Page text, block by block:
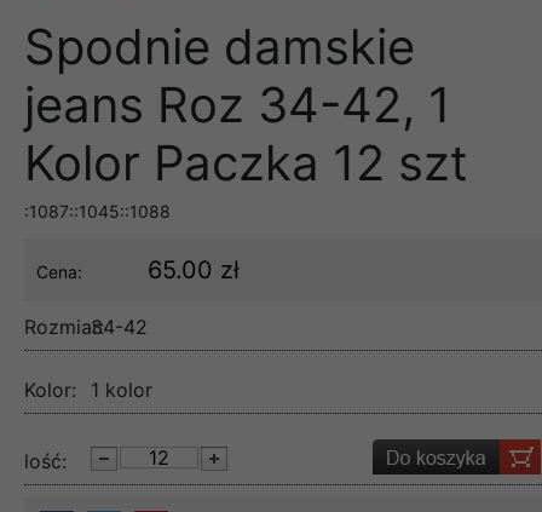
Spodnie damskie
jeans Roz 34-42, 1
Kolor Paczka 12 szt
:1087::1045::1088
Cena: 65.00 zł
Rozmiar:34-42
Kolor: 1 kolor
lość: